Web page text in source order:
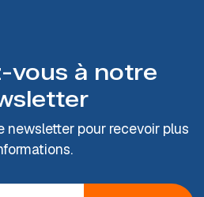
vous à notre
newsletter pour recevoir plus